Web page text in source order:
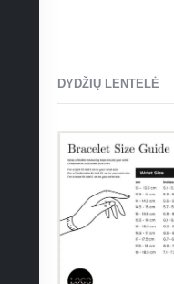
DYDŽIŲ LENTELĖ